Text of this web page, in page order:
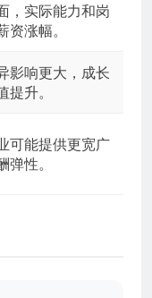
，实际能力和岗
涨幅。
影响更大，成长
升。
可能提供更宽广
性。